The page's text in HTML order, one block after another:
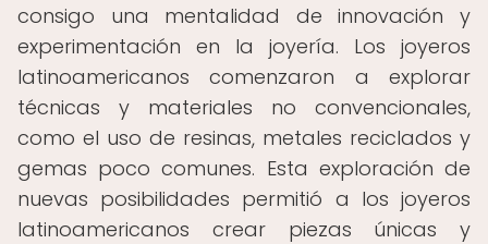
consigo una mentalidad de innovación y
experimentación en la joyería. Los joyeros
latinoamericanos comenzaron a explorar
técnicas y materiales no convencionales,
como el uso de resinas, metales reciclados y
gemas poco comunes. Esta exploración de
nuevas posibilidades permitió a los joyeros
latinoamericanos crear piezas únicas y